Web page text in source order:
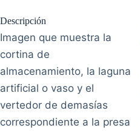
Descripción
Imagen que muestra la
cortina de
almacenamiento, la laguna
artificial o vaso y el
vertedor de demasías
correspondiente a la presa